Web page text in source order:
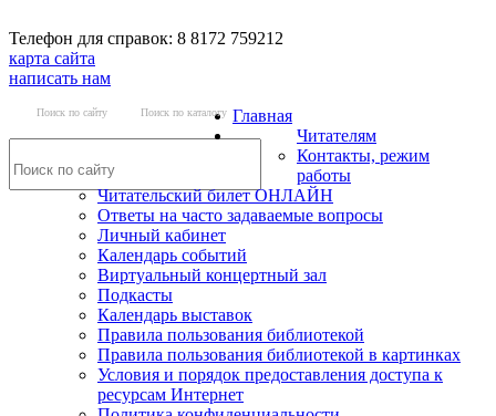
Телефон для справок: 8 8172 759212
карта сайта
написать нам
Поиск по сайту Поиск по каталогу Главная
Читателям
Контакты, режим
работы
Читательский билет ОНЛАЙН
Ответы на часто задаваемые вопросы
Личный кабинет
Календарь событий
Виртуальный концертный зал
Подкасты
Календарь выставок
Правила пользования библиотекой
Правила пользования библиотекой в картинках
Условия и порядок предоставления доступа к
ресурсам Интернет